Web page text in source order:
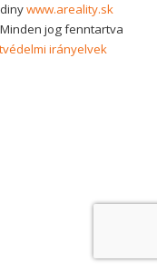
www.areality.sk
Minden jog fenntartva
irányelvek